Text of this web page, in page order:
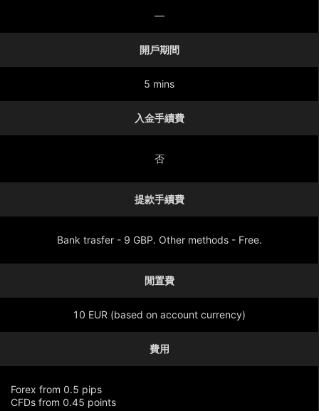
—
開戶期間
5 mins
入金手續費
否
提款手續費
Bank trasfer - 9 GBP. Other methods - Free.
閒置費
10 EUR (based on account currency)
費用
Forex from 0.5 pips
CFDs from 0.45 points